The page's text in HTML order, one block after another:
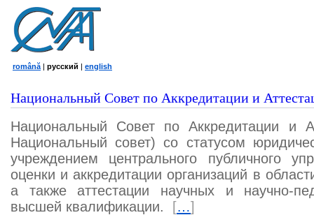
română | русский | english
Национальный Совет по Аккредитации и
Национальный Совет по Аккредитации и
Национальный совет) со статусом
учреждением центрального публичного
оценки и аккредитации организаций в
а также аттестации научных и научно-
высшей квалификации.
[…]